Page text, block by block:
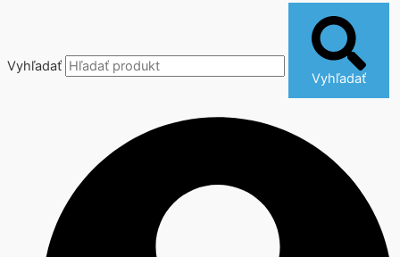
Vyhľadať
Vyhľadať